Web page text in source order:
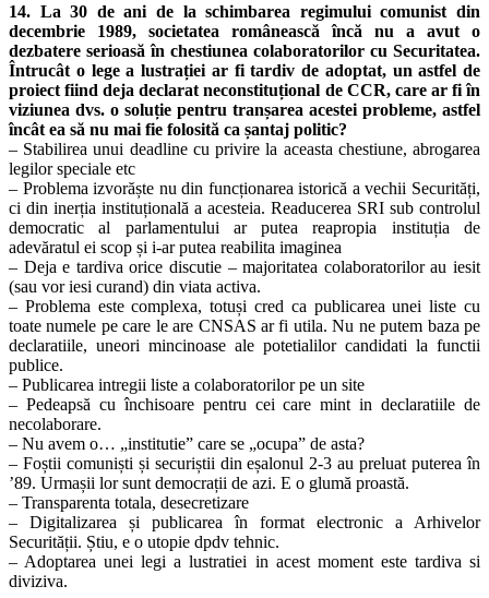
14. La 30 de ani de la schimbarea regimului comunist din
decembrie 1989, societatea românească încă nu a avut o
dezbatere serioasă în chestiunea colaboratorilor cu Securitatea.
Întrucât o lege a lustrației ar fi tardiv de adoptat, un astfel de
proiect fiind deja declarat neconstituțional de CCR, care ar fi în
viziunea dvs. o soluție pentru tranșarea acestei probleme, astfel
încât ea să nu mai fie folosită ca șantaj politic?
– Stabilirea unui deadline cu privire la aceasta chestiune, abrogarea
legilor speciale etc
– Problema izvorăște nu din funcționarea istorică a vechii Securități,
ci din inerția instituțională a acesteia. Readucerea SRI sub controlul
democratic al parlamentului ar putea reapropia instituția de
adevăratul ei scop și i-ar putea reabilita imaginea
– Deja e tardiva orice discutie – majoritatea colaboratorilor au iesit
(sau vor iesi curand) din viata activa.
– Problema este complexa, totuși cred ca publicarea unei liste cu
toate numele pe care le are CNSAS ar fi utila. Nu ne putem baza pe
declaratiile, uneori mincinoase ale potetialilor candidati la functii
publice.
– Publicarea intregii liste a colaboratorilor pe un site
– Pedeapsă cu închisoare pentru cei care mint in declaratiile de
necolaborare.
– Nu avem o… „institutie” care se „ocupa” de asta?
– Foștii comuniști și securiștii din eșalonul 2-3 au preluat puterea în
’89. Urmașii lor sunt democrații de azi. E o glumă proastă.
– Transparenta totala, desecretizare
– Digitalizarea și publicarea în format electronic a Arhivelor
Securității. Știu, e o utopie dpdv tehnic.
– Adoptarea unei legi a lustratiei in acest moment este tardiva si
diviziva.